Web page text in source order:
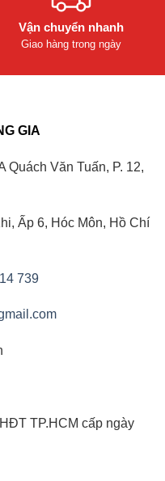
Vận chuyển nhanh
Giao hàng trong ngày
GIA
Quách Văn Tuấn, P. 12,
Ấp 6, Hóc Môn, Hồ Chí
739
TP.HCM cấp ngày